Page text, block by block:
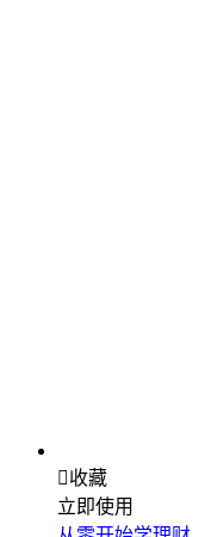
收藏
立即使用